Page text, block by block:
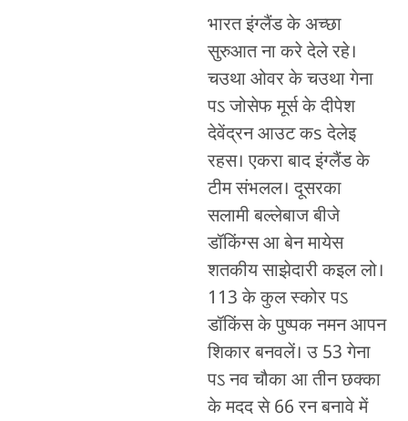
भारत इंग्लैंड के अच्छा
सुरुआत ना करे देले रहे।
चउथा ओवर के चउथा गेना
पऽ जोसेफ मूर्स के दीपेश
देवेंद्रन आउट कs देलेइ
रहस। एकरा बाद इंग्लैंड के
टीम संभलल। दूसरका
सलामी बल्लेबाज बीजे
डॉकिंग्स आ बेन मायेस
शतकीय साझेदारी कइल लो।
113 के कुल स्कोर पऽ
डॉकिंस के पुष्पक नमन आपन
शिकार बनवलें। उ 53 गेना
पऽ नव चौका आ तीन छक्का
के मदद से 66 रन बनावे में